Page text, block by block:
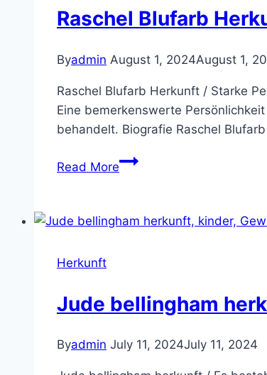
Raschel Blufarb
Byadmin August 1, 2024August 1,
Raschel Blufarb Herkunft / Starke
Eine bemerkenswerte
behandelt. Biografie Raschel
Read MoreRaschel
Gewicht,
Herkunft
Jude bellingham
Byadmin July 11, 2024July 11, 2024